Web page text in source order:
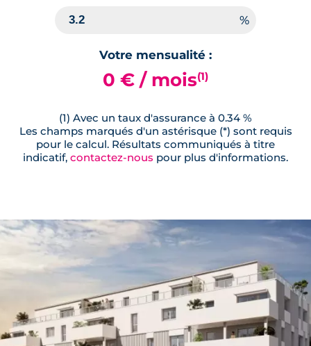
Votre mensualité :
0 € / mois(1)
(1) Avec un taux d'assurance à 0.34 %
Les champs marqués d'un astérisque (*) sont requis
pour le calcul. Résultats communiqués à titre
indicatif, contactez-nous pour plus d'informations.